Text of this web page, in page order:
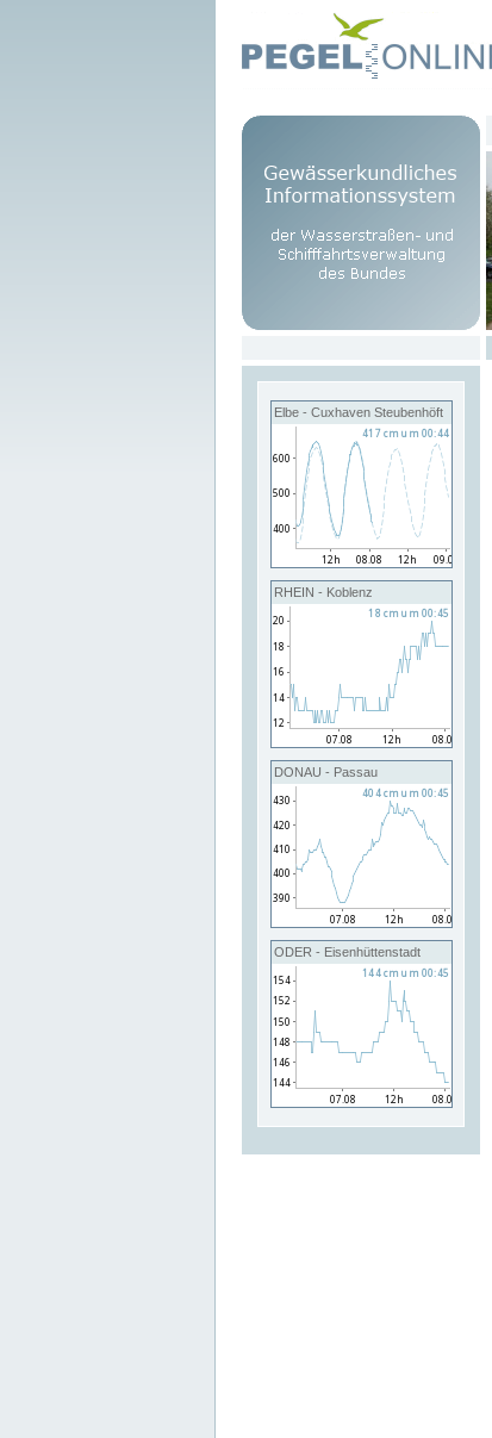
Elbe - Cuxhaven Steubenhöft
RHEIN - Koblenz
DONAU - Passau
ODER - Eisenhüttenstadt